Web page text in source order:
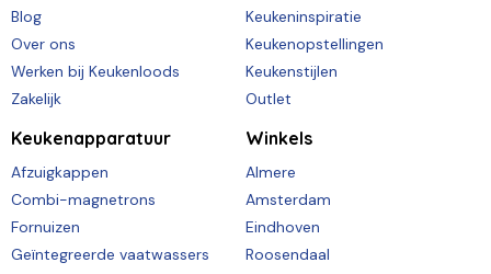
Blog
Over ons
Werken bij Keukenloods
Zakelijk
Keukeninspiratie
Keukenopstellingen
Keukenstijlen
Outlet
Keukenapparatuur
Afzuigkappen
Combi-magnetrons
Fornuizen
Geïntegreerde vaatwassers
Winkels
Almere
Amsterdam
Eindhoven
Roosendaal